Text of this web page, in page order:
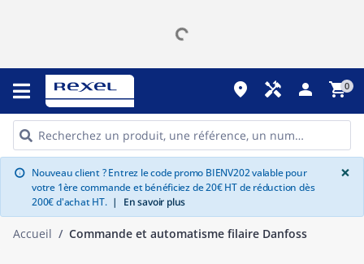
place handyman person shopping_cart0
info Nouveau client ? Entrez le code promo BIENV202 valable pour
votre 1ère commande et bénéficiez de 20€ HT de réduction dès
200€ d'achat HT. | En savoir plus
×
Accueil Commande et automatisme filaire Danfoss